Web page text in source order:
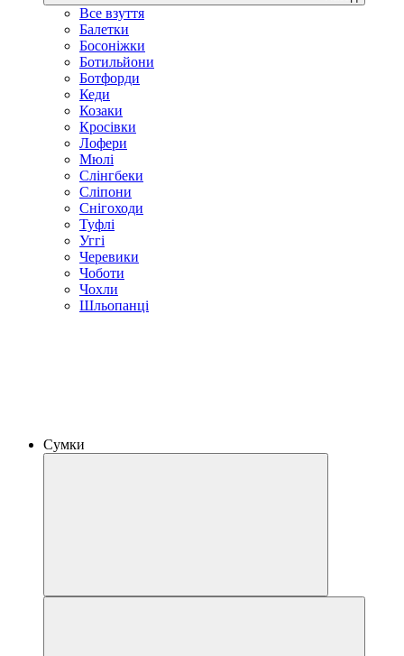
Все взуття
Балетки
Босоніжки
Ботильйони
Ботфорди
Кеди
Козаки
Кросівки
Лофери
Мюлі
Слінгбеки
Сліпони
Снігоходи
Туфлі
Уггі
Черевики
Чоботи
Чохли
Шльопанці
Сумки